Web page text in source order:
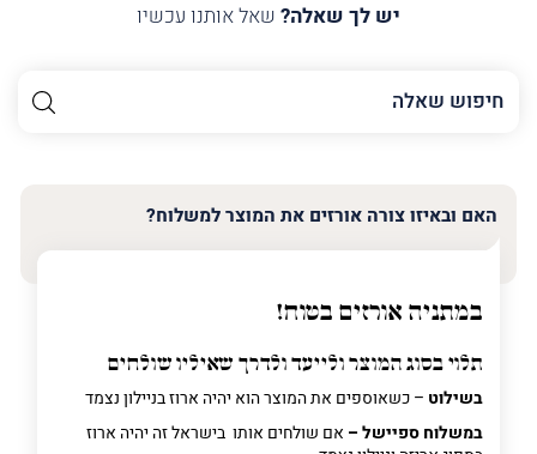
יש לך שאלה? שאל אותנו עכשיו
השם
שלך
פרט
על
מה
מדובר
האם ובאיזו צורה אורזים את המוצר למשלוח?
במתניה אורזים בטוח!
תלוי בסוג המוצר ולייעד ולדרך שאיליו שולחים
בשילוט – כשאוספים את המוצר הוא יהיה ארוז בניילון נצמד
במשלוח ספיישל – אם שולחים אותו בישראל זה יהיה ארוז